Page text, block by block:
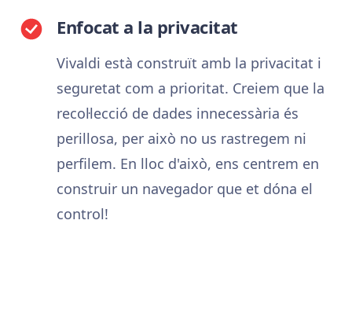
Enfocat a la privacitat
Vivaldi està construït amb la privacitat i
seguretat com a prioritat. Creiem que la
recol·lecció de dades innecessària és
perillosa, per això no us rastregem ni
perfilem. En lloc d'això, ens centrem en
construir un navegador que et dóna el
control!